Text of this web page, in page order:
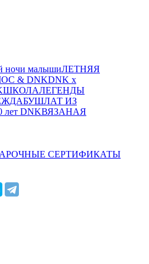
ночи малышиЛЕТНЯЯ
& DNKDNK x
ШКОЛАЛЕГЕНДЫ
БУШЛАТ ИЗ
лет DNKВЯЗАНАЯ
СЕРТИФИКАТЫ